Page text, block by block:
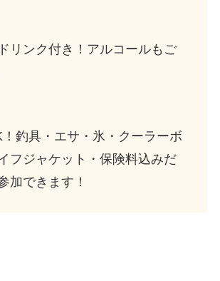
リンク付き！アルコールもご
釣具・エサ・氷・クーラーボ
フジャケット・保険料込みだ
加できます！